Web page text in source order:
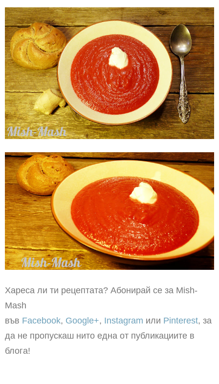
Хареса ли ти рецептата? Абонирай се за Mish-
Mash
във Facebook, Google+, Instagram или Pinterest, за
да не пропускаш нито една от публикациите в
блога!